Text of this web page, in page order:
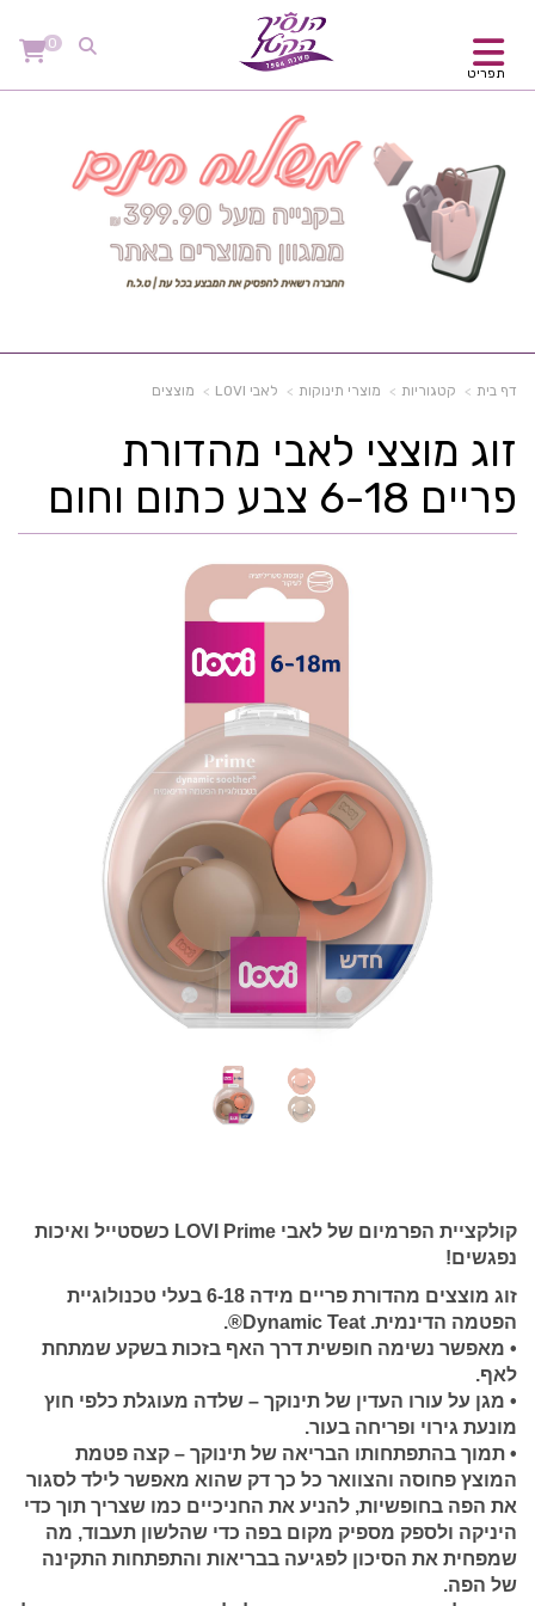
תפריט
0
דף בית קטגוריות מוצרי תינוקות לאבי LOVI מוצצים
זוג מוצצי לאבי מהדורת
פריים 6-18 צבע כתום וחום
קולקציית הפרמיום של לאבי LOVI Prime כשסטייל ואיכות
נפגשים!
זוג מוצצים מהדורת פריים מידה 6-18 בעלי טכנולוגיית
הפטמה הדינמית. Dynamic Teat®.
• מאפשר נשימה חופשית דרך האף בזכות בשקע שמתחת
לאף.
• מגן על עורו העדין של תינוקך – שלדה מעוגלת כלפי חוץ
מונעת גירוי ופריחה בעור.
• תמוך בהתפתחותו הבריאה של תינוקך – קצה פטמת
המוצץ פחוסה והצוואר כל כך דק שהוא מאפשר לילד לסגור
את הפה בחופשיות, להניע את החניכיים כמו שצריך תוך כדי
היניקה ולספק מספיק מקום בפה כדי שהלשון תעבוד, מה
שמפחית את הסיכון לפגיעה בבריאות והתפתחות התקינה
של הפה.